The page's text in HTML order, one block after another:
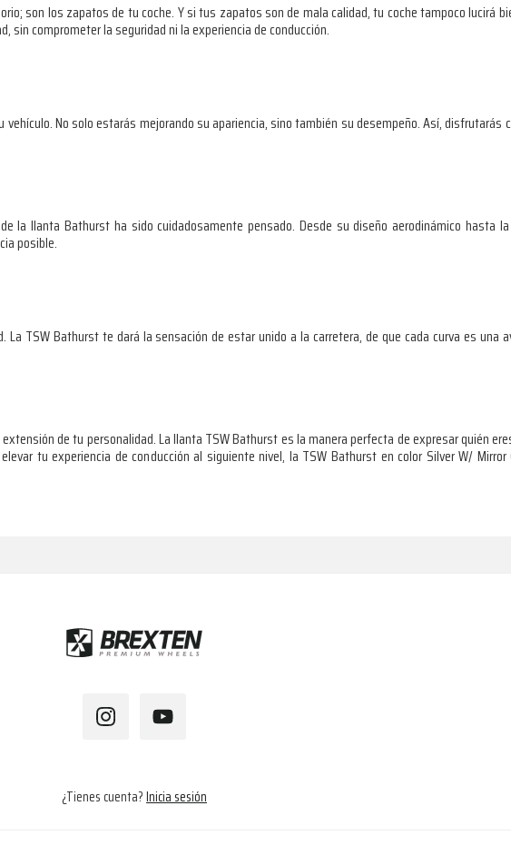
son los zapatos de tu coche. Y si tus zapatos son de mala calidad, tu coche tampoco lucirá
sin comprometer la seguridad ni la experiencia de conducción.
No solo estarás mejorando su apariencia, sino también su desempeño. Así, disfrutarás
la llanta Bathurst ha sido cuidadosamente pensado. Desde su diseño aerodinámico hasta
posible.
TSW Bathurst te dará la sensación de estar unido a la carretera, de que cada curva es una
de tu personalidad. La llanta TSW Bathurst es la manera perfecta de expresar quién
tu experiencia de conducción al siguiente nivel, la TSW Bathurst en color Silver W/ Mirror
¿Tienes cuenta?Inicia sesión